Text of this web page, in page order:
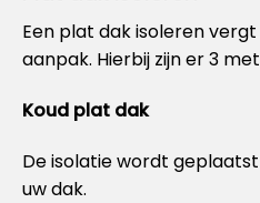
Een plat dak isoleren
aanpak. Hierbij zijn er 3
Koud plat dak
De isolatie wordt
uw dak.